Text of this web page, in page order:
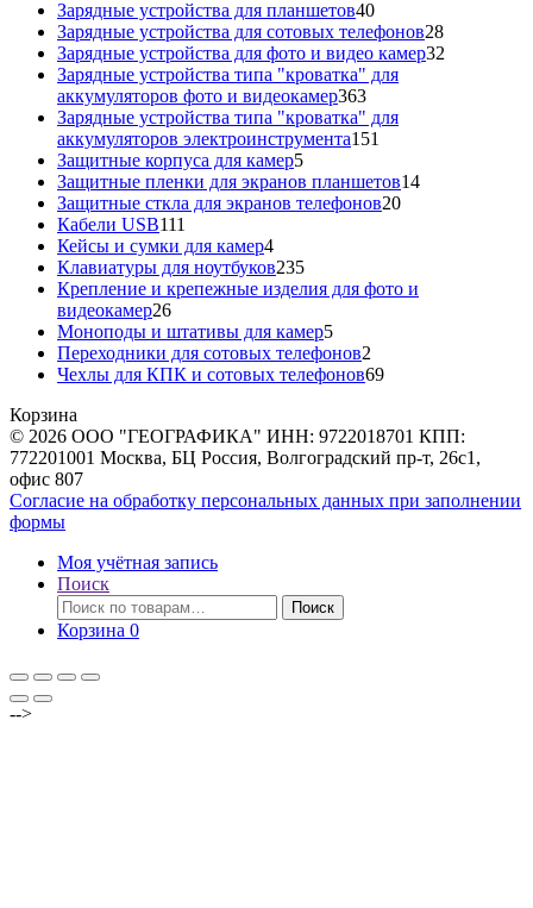
Зарядные устройства для планшетов4040
товаров
Зарядные устройства для сотовых телефонов2828
товаров
Зарядные устройства для фото и видео камер32
Зарядные устройства типа "кроватка" для
аккумуляторов фото и видеокамер363363
товара
Зарядные устройства типа "кроватка" для
аккумуляторов электроинструмента151
Защитные корпуса для камер55
товаров
Защитные пленки для экранов планшетов1414
Защитные сткла для экранов телефонов2020
Кабели USB111
товаров
Кейсы и сумки для камер44
товара
Клавиатуры для ноутбуков235235
товаров
Крепление и крепежные изделия для фото и
видеокамер2626
товаров
Моноподы и штативы для камер55
товаров
Переходники для сотовых телефонов2
товара
Чехлы для КПК и сотовых телефонов6969
Корзина
© 2026 ООО "ГЕОГРАФИКА" ИНН: 9722018701 КПП:
772201001 Москва, БЦ Россия, Волгоградский пр-т, 26с1,
офис 807
Согласие на обработку персональных данных при заполнении
формы
Моя учётная запись
Поиск
Искать:
Поиск
Корзина 0
-->